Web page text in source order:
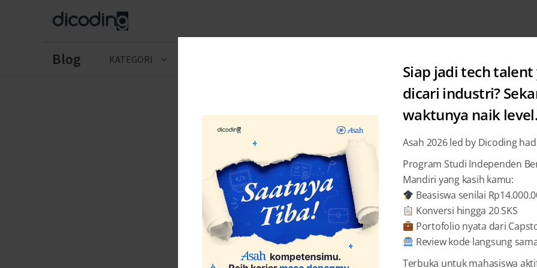
Blog KATEGORI
Oniki :
Siap jadi tech talent
dicari industri?
waktunya naik level.
Asah 2026 led by Dicoding
Program Studi Independen
Mandiri yang kasih kamu:
Beasiswa senilai
Konversi hingga 20 SKS
Portofolio nyata dari
Review kode langsung
Terbuka untuk mahasiswa